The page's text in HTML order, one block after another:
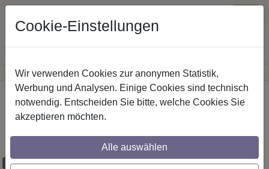
Günstige Versandkosteninnerhalb Österreichs· Sichere Zahlung
Startseite
Stilg. 16 mm 1-lfg. Medium Castello 260
cm Schwarz/Edelst.-O.
Maßzuschnitt möglich
Cookie-Einstellungen
Wir verwenden Cookies zur anonymen Statistik,
Werbung und Analysen. Einige Cookies sind technisch
notwendig. Entscheiden Sie bitte, welche Cookies Sie
akzeptieren möchten.
Alle auswählen